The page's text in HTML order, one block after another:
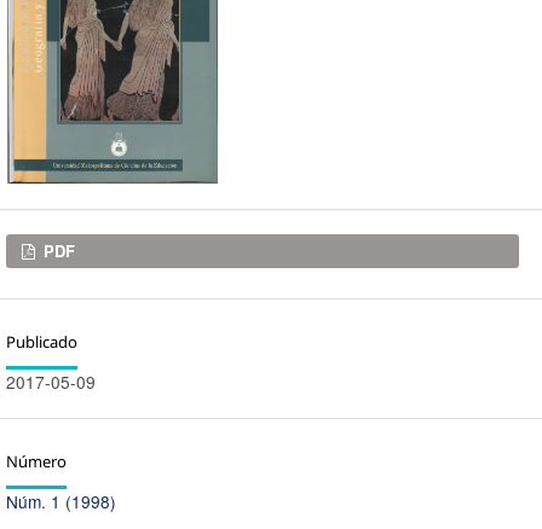
Descargas
PDF
Publicado
2017-05-09
Número
Núm. 1 (1998)